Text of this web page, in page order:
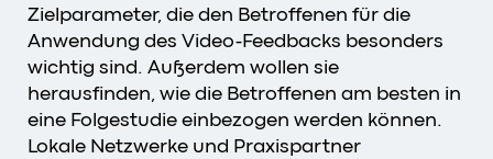
Zielparameter, die den Betroffenen für die
Anwendung des Video-Feedbacks besonders
wichtig sind. Außerdem wollen sie
herausfinden, wie die Betroffenen am besten in
eine Folgestudie einbezogen werden können.
Lokale Netzwerke und Praxispartner